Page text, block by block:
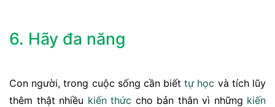
6. Hãy đa năng
Con người, trong cuộc sống cần biếttự học và tích lũy
thêm thật nhiều kiến thức cho bản thân vì những kiến